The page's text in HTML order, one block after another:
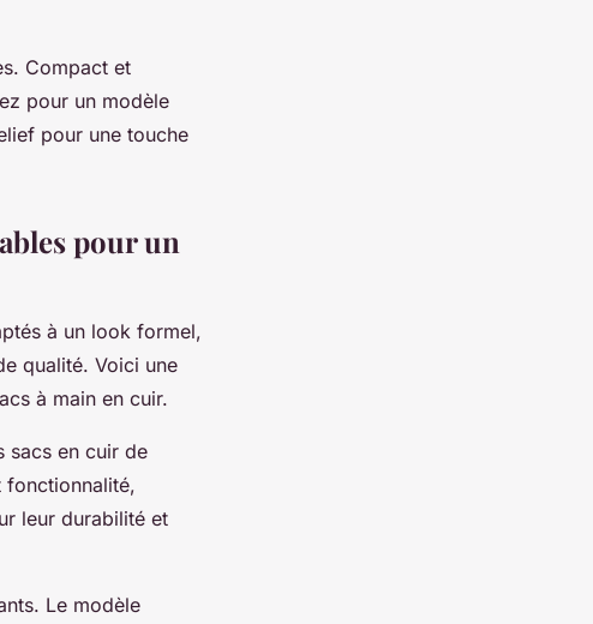
Compact et
pour un modèle
pour une touche
pour un
à un look formel,
qualité. Voici une
à main en cuir.
sacs en cuir de
fonctionnalité,
leur durabilité et
Le modèle